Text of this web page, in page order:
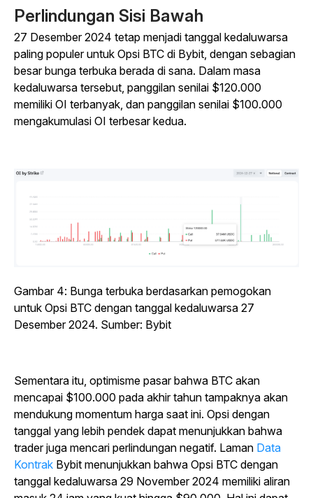
Perlindungan Sisi Bawah
27 Desember 2024 tetap menjadi tanggal kedaluwarsa
paling populer untuk Opsi BTC di Bybit, dengan sebagian
besar bunga terbuka berada di sana. Dalam masa
kedaluwarsa tersebut, panggilan senilai $120.000
memiliki OI terbanyak, dan panggilan senilai $100.000
mengakumulasi OI terbesar kedua.
Gambar 4: Bunga terbuka berdasarkan pemogokan
untuk Opsi BTC dengan tanggal kedaluwarsa 27
Desember 2024. Sumber: Bybit
Sementara itu, optimisme pasar bahwa BTC akan
mencapai $100.000 pada akhir tahun tampaknya akan
mendukung momentum harga saat ini. Opsi dengan
tanggal yang lebih pendek dapat menunjukkan bahwa
trader juga mencari perlindungan negatif. Laman Data
Kontrak Bybit menunjukkan bahwa Opsi BTC dengan
tanggal kedaluwarsa 29 November 2024 memiliki aliran